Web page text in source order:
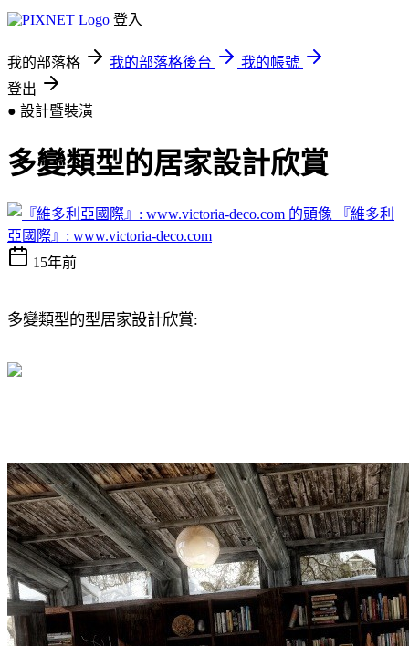
登入
我的部落格 我的部落格後台
我的帳號
登出
● 設計暨裝潢
多變類型的居家設計欣賞
『維多利
亞國際』: www.victoria-deco.com
15年前
多變類型的型居家設計欣賞: